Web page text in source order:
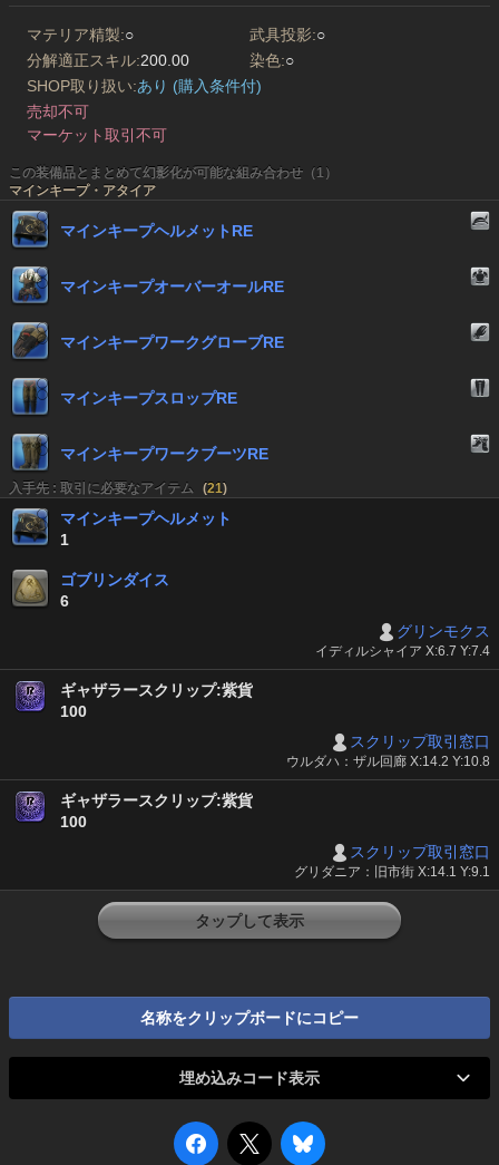
マテリア精製:○ 武具投影:○
分解適正スキル:200.00 染色:○
SHOP取り扱い:あり (購入条件付)
売却不可
マーケット取引不可
この装備品とまとめて幻影化が可能な組み合わせ（1）
マインキープ・アタイア
マインキープヘルメットRE
マインキープオーバーオールRE
マインキープワークグローブRE
マインキープスロップRE
マインキープワークブーツRE
入手先 : 取引に必要なアイテム (21)
マインキープヘルメット
1
ゴブリンダイス
6
グリンモクス
イディルシャイア X:6.7 Y:7.4
ギャザラースクリップ:紫貨
100
スクリップ取引窓口
ウルダハ：ザル回廊 X:14.2 Y:10.8
ギャザラースクリップ:紫貨
100
スクリップ取引窓口
グリダニア：旧市街 X:14.1 Y:9.1
タップして表示
名称をクリップボードにコピー
埋め込みコード表示